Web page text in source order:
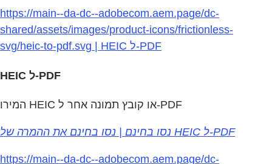
https://main--da-dc--adobecom.aem.page/dc-
shared/assets/images/product-icons/frictionless-
svg/heic-to-pdf.svg | HEIC ל‑PDF
HEIC ל‑PDF
המירו HEIC או קובץ תמונה אחר ל‑PDF
נסו בחינם | נסו בחינם את ההמרה של HEIC ל‑PDF
https://main--da-dc--adobecom.aem.page/dc-